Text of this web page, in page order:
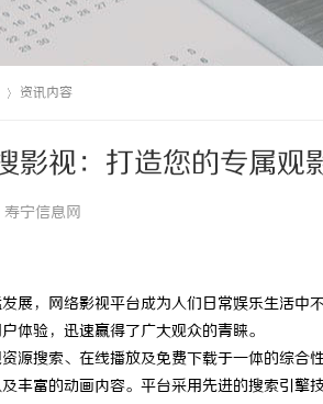
资讯内容
影视：打造您的专属观
宁信息网
展，网络影视平台成为人们日常娱乐生活中
体验，迅速赢得了广大观众的青睐。
源搜索、在线播放及免费下载于一体的综
丰富的动画内容。平台采用先进的搜索引擎